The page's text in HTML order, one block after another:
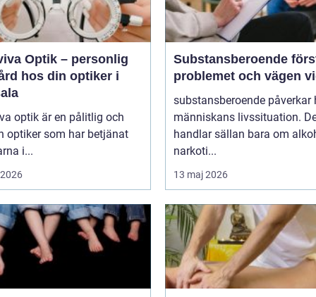
Optik – personlig
hos din optiker i
optik är en pålitlig och
optiker som har betjänat
i...
Substansberoende förstå
problemet och vägen
substansberoende påverkar
människans livssituation.
handlar sällan bara om
narkoti...
13 maj 2026